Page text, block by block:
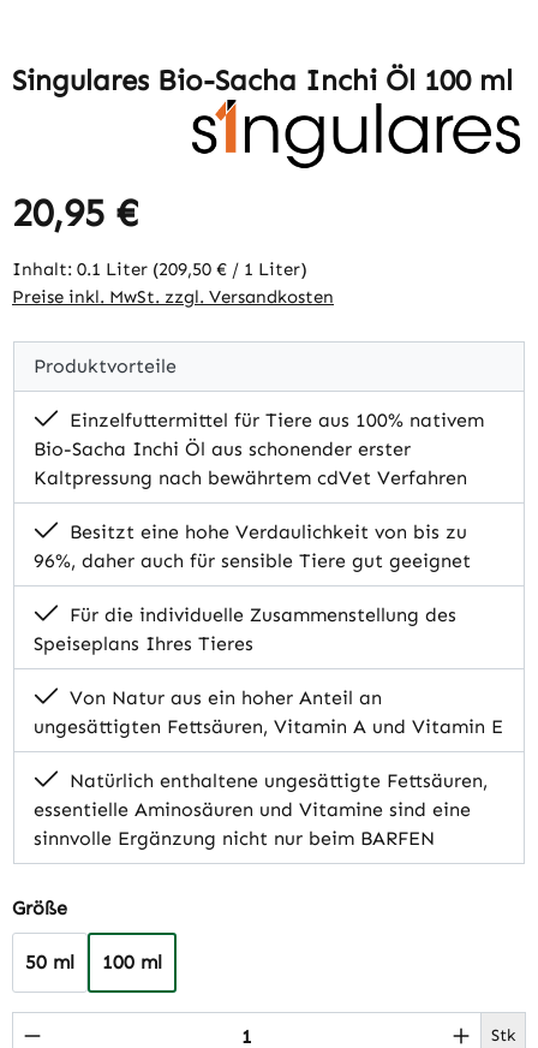
Singulares Bio-Sacha Inchi Öl 100 ml
Regulärer Preis:
20,95 €
Inhalt: 0.1 Liter (209,50 € / 1 Liter)
Preise inkl. MwSt. zzgl. Versandkosten
Produktvorteile
Einzelfuttermittel für Tiere aus 100% nativem
Bio-Sacha Inchi Öl aus schonender erster
Kaltpressung nach bewährtem cdVet Verfahren
Besitzt eine hohe Verdaulichkeit von bis zu
96%, daher auch für sensible Tiere gut geeignet
Für die individuelle Zusammenstellung des
Speiseplans Ihres Tieres
Von Natur aus ein hoher Anteil an
ungesättigten Fettsäuren, Vitamin A und Vitamin E
Natürlich enthaltene ungesättigte Fettsäuren,
essentielle Aminosäuren und Vitamine sind eine
sinnvolle Ergänzung nicht nur beim BARFEN
Größeauswählen
50 ml 100 ml
Produkt Anzahl: Gib den gewünschten Stk